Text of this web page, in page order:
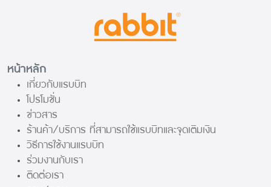
หน้าหลัก
เกี่ยวกับแรบบิท
โปรโมชั่น
ข่าวสาร
ร้านค้า/บริการ ที่สามารถใช้แรบบิทและจุดเติมเงิน
วิธีการใช้งานแรบบิท
ร่วมงานกับเรา
ติดต่อเรา